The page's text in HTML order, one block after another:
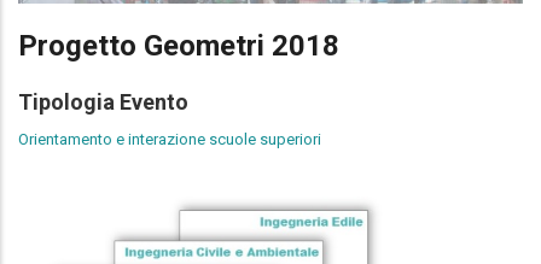
Progetto Geometri 2018
Tipologia Evento
Orientamento e interazione scuole superiori